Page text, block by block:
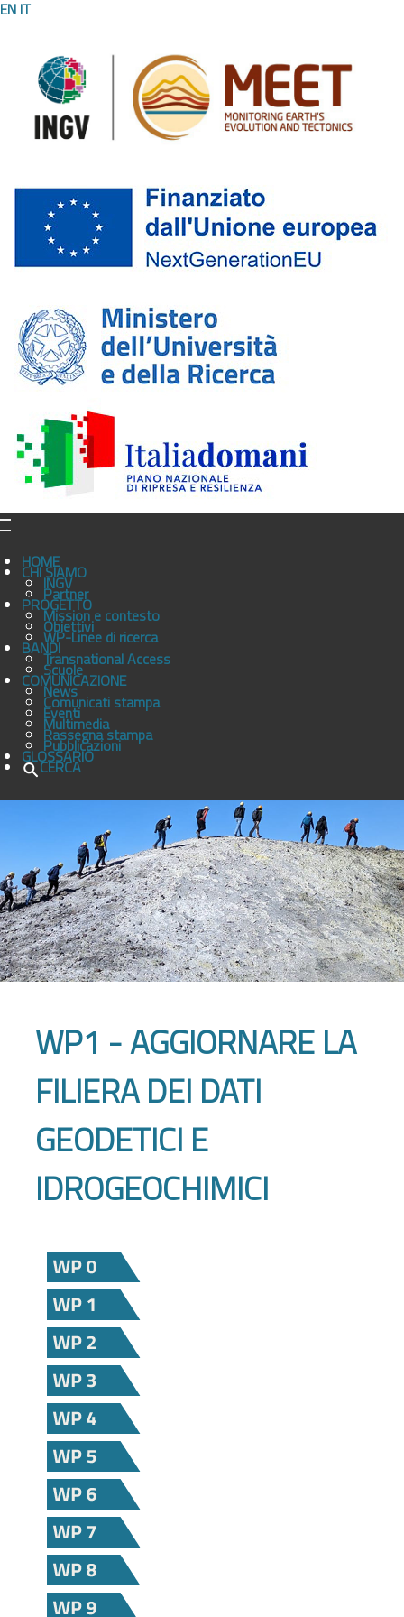
EN IT
HOME
CHI SIAMO
INGV
Partner
PROGETTO
Mission e contesto
Obiettivi
WP-Linee di ricerca
BANDITransnational Access
Scuole
COMUNICAZIONE
News
Comunicati stampa
Eventi
Multimedia
Rassegna stampa
Pubblicazioni
GLOSSARIO
CERCA
WP1 - AGGIORNARE LA
FILIERA DEI DATI
GEODETICI E
IDROGEOCHIMICI